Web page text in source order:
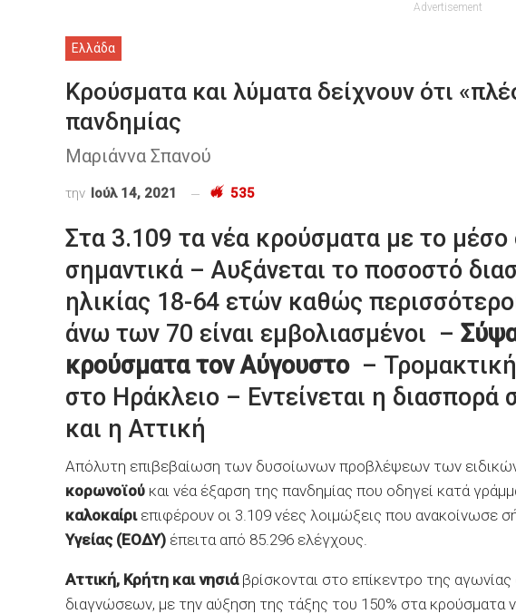
Advertisement
Ελλάδα
Κρούσματα και λύματα δείχνουν ότι
πανδημίας
Μαριάννα Σπανού
την Ιούλ 14, 2021 535
Στα 3.109 τα νέα κρούσματα με το μέσο
σημαντικά – Αυξάνεται το ποσοστό
ηλικίας 18-64 ετών καθώς
άνω των 70 είναι εμβολιασμένοι –
κρούσματα τον Αύγουστο –
στο Ηράκλειο – Εντείνεται η διασπορά
και η Αττική
Απόλυτη επιβεβαίωση των δυσοίωνων προβλέψεων των
κορωνοϊού και νέα έξαρση της πανδημίας που οδηγεί κατά
καλοκαίριεπιφέρουν οι 3.109 νέες λοιμώξεις που ανακοίνωσε
Υγείας (ΕΟΔΥ) έπειτα από 85.296 ελέγχους.
Αττική, Κρήτη και νησιάβρίσκονται στο επίκεντρο της
διαγνώσεων, με την αύξηση της τάξης του 150% στα κρούσματα